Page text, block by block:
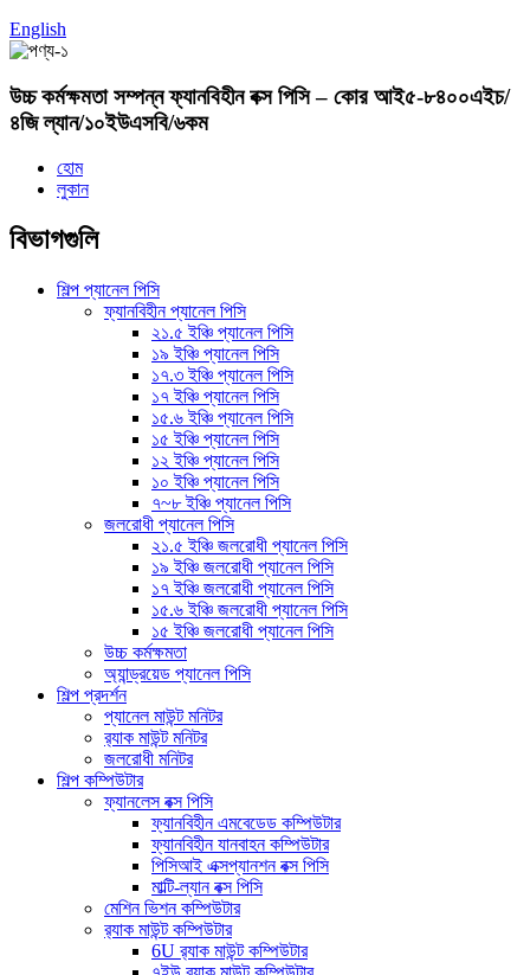
English
উচ্চ কর্মক্ষমতা সম্পন্ন ফ্যানবিহীন বক্স পিসি – কোর আই৫-৮৪০০এইচ/
৪জি ল্যান/১০ইউএসবি/৬কম
হোম
লুকান
বিভাগগুলি
শিল্প প্যানেল পিসি
ফ্যানবিহীন প্যানেল পিসি
২১.৫ ইঞ্চি প্যানেল পিসি
১৯ ইঞ্চি প্যানেল পিসি
১৭.৩ ইঞ্চি প্যানেল পিসি
১৭ ইঞ্চি প্যানেল পিসি
১৫.৬ ইঞ্চি প্যানেল পিসি
১৫ ইঞ্চি প্যানেল পিসি
১২ ইঞ্চি প্যানেল পিসি
১০ ইঞ্চি প্যানেল পিসি
৭~৮ ইঞ্চি প্যানেল পিসি
জলরোধী প্যানেল পিসি
২১.৫ ইঞ্চি জলরোধী প্যানেল পিসি
১৯ ইঞ্চি জলরোধী প্যানেল পিসি
১৭ ইঞ্চি জলরোধী প্যানেল পিসি
১৫.৬ ইঞ্চি জলরোধী প্যানেল পিসি
১৫ ইঞ্চি জলরোধী প্যানেল পিসি
উচ্চ কর্মক্ষমতা
অ্যান্ড্রয়েড প্যানেল পিসি
শিল্প প্রদর্শন
প্যানেল মাউন্ট মনিটর
র‍্যাক মাউন্ট মনিটর
জলরোধী মনিটর
শিল্প কম্পিউটার
ফ্যানলেস বক্স পিসি
ফ্যানবিহীন এমবেডেড কম্পিউটার
ফ্যানবিহীন যানবাহন কম্পিউটার
পিসিআই এক্সপ্যানশন বক্স পিসি
মাল্টি-ল্যান বক্স পিসি
মেশিন ভিশন কম্পিউটার
র‍্যাক মাউন্ট কম্পিউটার
6U র‍্যাক মাউন্ট কম্পিউটার